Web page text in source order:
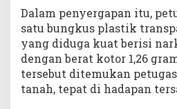
Dalam penyergapan itu,
satu bungkus plastik
yang diduga kuat berisi
dengan berat kotor 1,26
tersebut ditemukan
tanah, tepat di hadapan